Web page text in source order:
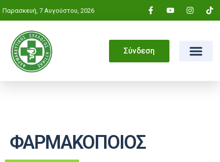
Παρασκευή, 7 Αυγούστου, 2026
Σύνδεση
ΦΑΡΜΑΚΟΠΟΙΟΣ